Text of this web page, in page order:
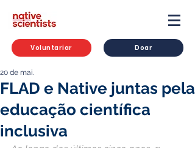
Voluntariar Doar
FLAD e Native juntas pela
educação científica
inclusiva
20 de mai.